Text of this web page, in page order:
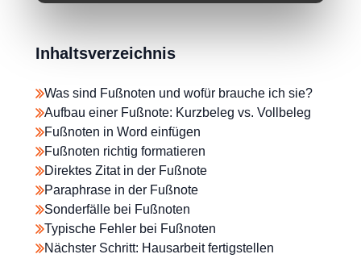
Inhaltsverzeichnis
Was sind Fußnoten und wofür brauche ich sie?
Aufbau einer Fußnote: Kurzbeleg vs. Vollbeleg
Fußnoten in Word einfügen
Fußnoten richtig formatieren
Direktes Zitat in der Fußnote
Paraphrase in der Fußnote
Sonderfälle bei Fußnoten
Typische Fehler bei Fußnoten
Nächster Schritt: Hausarbeit fertigstellen